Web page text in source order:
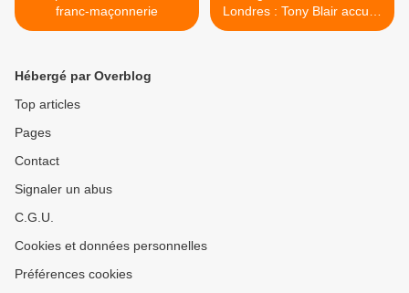
franc-maçonnerie
Londres : Tony Blair accuse
la « culture noire » >
Hébergé par Overblog
Top articles
Pages
Contact
Signaler un abus
C.G.U.
Cookies et données personnelles
Préférences cookies